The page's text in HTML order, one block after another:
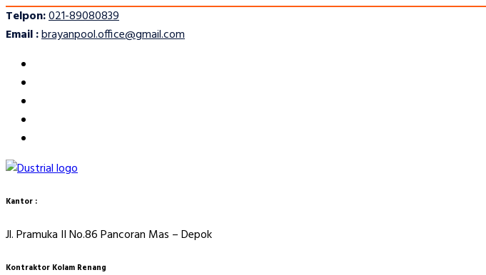
Telpon:021-89080839
Email :brayanpool.office@gmail.com
Kantor :
Jl. Pramuka II No.86 Pancoran Mas – Depok
Kontraktor Kolam Renang